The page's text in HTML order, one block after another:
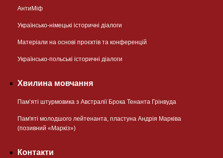
АнтиМіф
Українсько-німецькі історичні діалоги
Матеріали на основі проєктів та конференцій
Українсько-польські історичні діалоги
Хвилина мовчання
Пам’яті штурмовика з Австралії Брока Тенанта Грінвуда
Пам'яті молодшого лейтенанта, пластуна Андрія Марківа
(позивний «Маркіз»)
Контакти